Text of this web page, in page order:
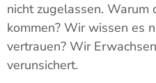
nicht zugelassen.
kommen? Wir wissen es
vertrauen? Wir
verunsichert.